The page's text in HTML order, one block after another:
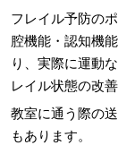
フレイル予防の
腔機能・認知機
り、実際に運動
レイル状態の改
教室に通う際の
もあります。